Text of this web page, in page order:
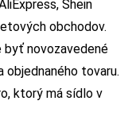
Shein
obchodov.
byť novozavedené
objednaného tovaru.
ktorý má sídlo v